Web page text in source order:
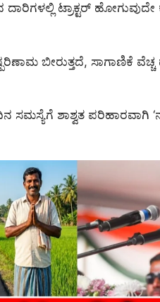
ಟ್ರಾಕ್ಟರ್
ಬೀರುತ್ತದೆ, ಸಾಗಾಣಿಕೆ
ಸಮಸ್ಯೆಗೆ ಶಾಶ್ವತ ಪರಿಹಾರವಾಗಿ